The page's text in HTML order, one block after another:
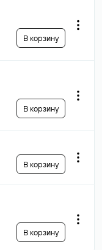
В корзину
В корзину
В корзину
В корзину